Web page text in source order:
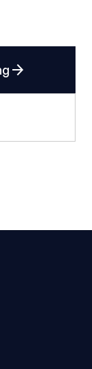
arrow_forward